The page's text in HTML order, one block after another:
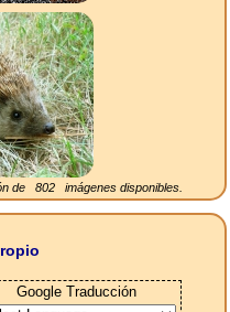
de 802imágenes disponibles.
Google Traducción